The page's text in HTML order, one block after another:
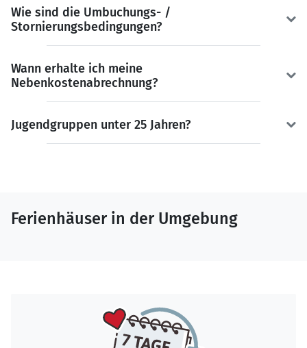
Wie sind die Umbuchungs- /
Stornierungsbedingungen?
Wann erhalte ich meine
Nebenkostenabrechnung?
Jugendgruppen unter 25 Jahren?
Ferienhäuser in der Umgebung